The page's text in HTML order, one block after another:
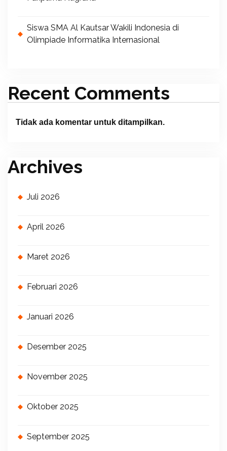
Siswa SMA Al Kautsar Wakili Indonesia di
Olimpiade Informatika Internasional
Recent Comments
Tidak ada komentar untuk ditampilkan.
Archives
Juli 2026
April 2026
Maret 2026
Februari 2026
Januari 2026
Desember 2025
November 2025
Oktober 2025
September 2025